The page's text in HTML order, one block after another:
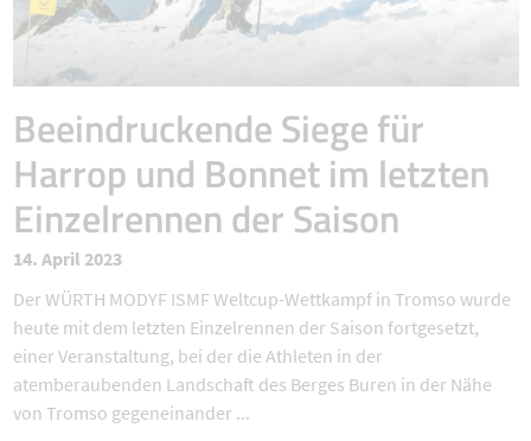
Beeindruckende Siege für
Harrop und Bonnet im letzten
Einzelrennen der Saison
14. April 2023
Der WÜRTH MODYF ISMF Weltcup-Wettkampf in Tromso wurde
heute mit dem letzten Einzelrennen der Saison fortgesetzt,
einer Veranstaltung, bei der die Athleten in der
atemberaubenden Landschaft des Berges Buren in der Nähe
von Tromso gegeneinander ...